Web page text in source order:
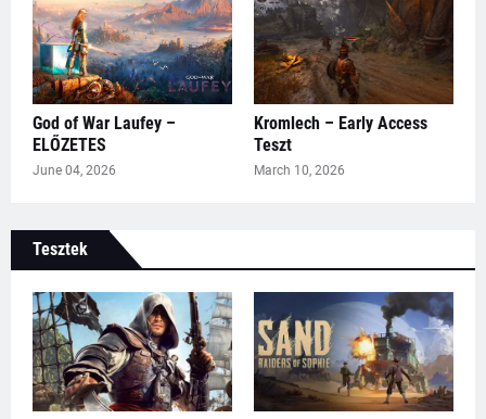
God of War Laufey –
ELŐZETES
June 04, 2026
Kromlech – Early Access
Teszt
March 10, 2026
Tesztek